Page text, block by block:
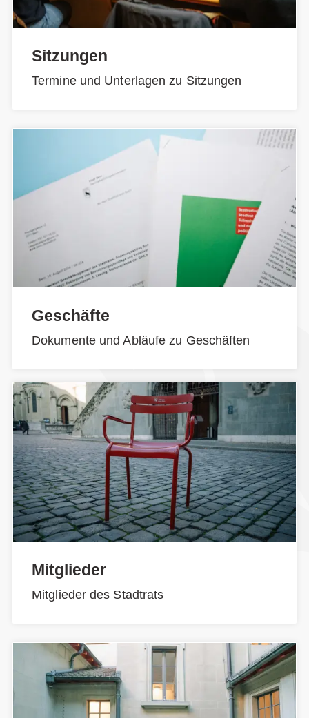
Sitzungen
Termine und Unterlagen zu Sitzungen
Geschäfte
Dokumente und Abläufe zu Geschäften
Mitglieder
Mitglieder des Stadtrats